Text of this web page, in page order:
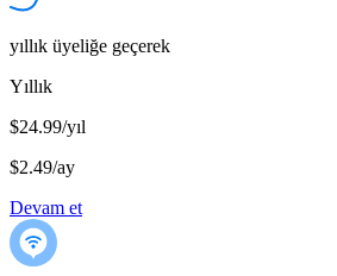
yıllık üyeliğe geçerek
Yıllık
$24.99/yıl
$2.49/ay
Devam et